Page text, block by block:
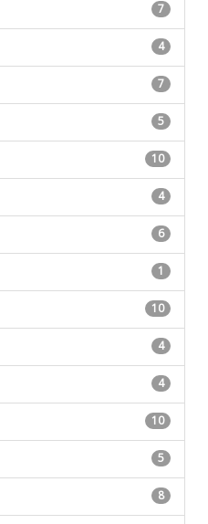
7
4
7
5
10
4
6
1
10
4
4
10
5
8